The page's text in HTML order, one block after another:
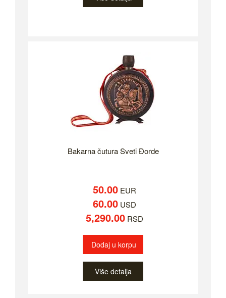
Bakarna čutura Sveti Đorde
50.00EUR
60.00USD
5,290.00RSD
Dodaj u korpu
Više detalja